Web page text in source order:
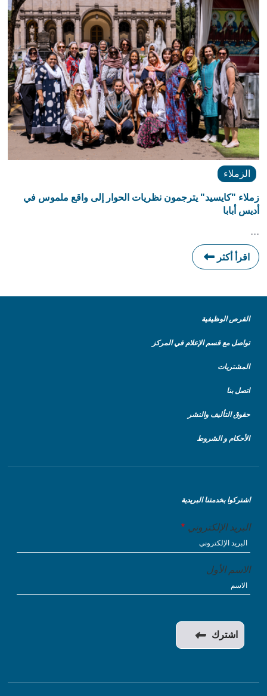
الزملاء
زملاء "كايسيد" يترجمون نظريات الحوار إلى واقع ملموس في
أديس أبابا
…
اقرأ أكثر
الفرص الوظيفية
تواصل مع قسم الإعلام في المركز
المشتريات
اتصل بنا
حقوق التأليف والنشر
الأحكام و الشروط
اشتركوا بخدمتنا البريدية
البريد الإلكتروني
الاسم الأول